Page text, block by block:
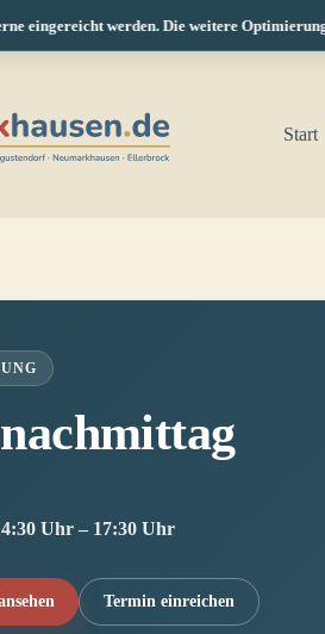
werden. Die weitere Optimierung
Start
Uhr – 17:30 Uhr
Termin einreichen